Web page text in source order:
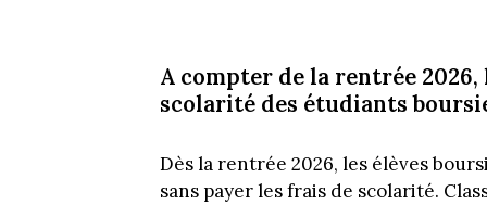
A compter de la rentrée
scolarité des étudiants
Dès la rentrée 2026, les élèves
sans payer les frais de scolarité.